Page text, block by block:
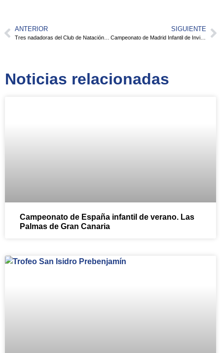
ANTERIOR SIGUIENTE
Noticias relacionadas
Campeonato de España infantil de verano. Las
Palmas de Gran Canaria